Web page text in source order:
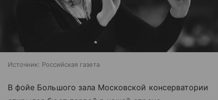
Источник: Российская газета
В фойе Большого зала Московской консерватории